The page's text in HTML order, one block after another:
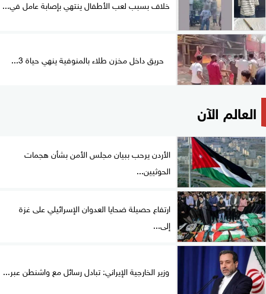
خلاف بسبب لعب الأطفال ينتهي بإصابة عامل في...
حريق داخل مخزن طلاء بالمنوفية ينهي حياة 3...
العالم الآن
الأردن يرحب ببيان مجلس الأمن بشأن هجمات
الحوثيين...
ارتفاع حصيلة ضحايا العدوان الإسرائيلي على غزة
إلى...
وزير الخارجية الإيراني: تبادل رسائل مع واشنطن عبر...